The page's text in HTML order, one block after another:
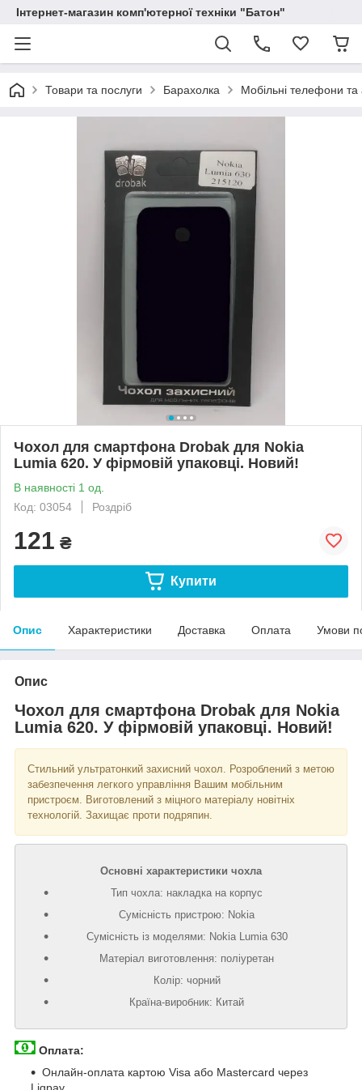
Інтернет-магазин комп'ютерної техніки "Батон"
Товари та послуги Барахолка Мобільні телефони та
Чохол для смартфона Drobak для Nokia
Lumia 620. У фірмовій упаковці. Новий!
В наявності 1 од.
Код: 03054
Роздріб
121 ₴
Купити
Опис Характеристики Доставка Оплата Умови
Опис
Чохол для смартфона Drobak для Nokia
Lumia 620. У фірмовій упаковці. Новий!
Стильний ультратонкий захисний чохол. Розроблений з метою
забезпечення легкого управління Вашим мобільним
пристроєм. Виготовлений з міцного матеріалу новітніх
технологій. Захищає проти подряпин.
Основні характеристики чохла
Тип чохла: накладка на корпус
Сумісність пристрою: Nokia
Сумісність із моделями: Nokia Lumia 630
Матеріал виготовлення: поліуретан
Колір: чорний
Країна-виробник: Китай
Оплата:
Онлайн-оплата картою Visa або Mastercard через